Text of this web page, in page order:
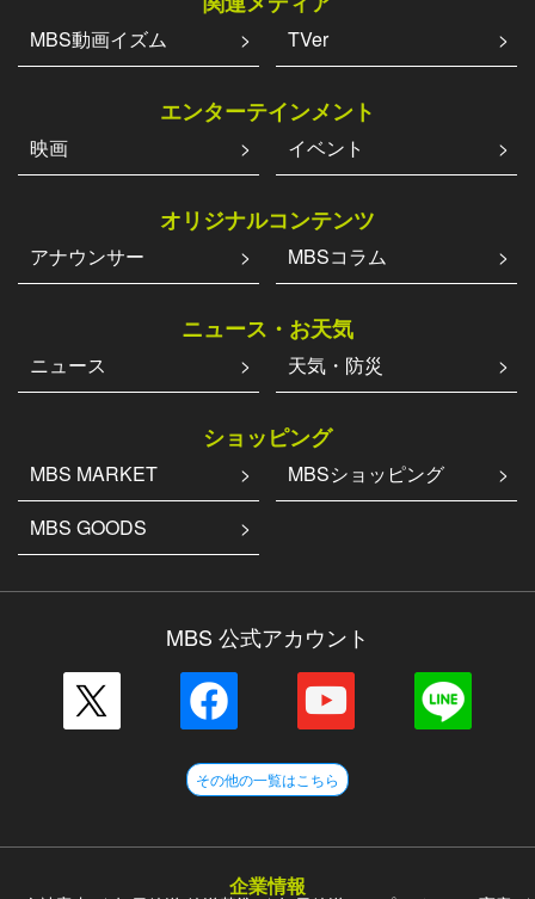
MBS動画イズム TVer
エンターテインメント
映画 イベント
オリジナルコンテンツ
アナウンサー MBSコラム
ニュース・お天気
ニュース 天気・防災
ショッピング
MBS MARKET
MBSショッピング
MBS GOODS
MBS 公式アカウント
その他の一覧はこちら
企業情報